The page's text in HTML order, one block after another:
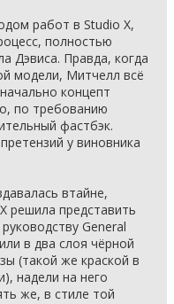
работ в Studio X,
полностью
Дэвиса. Правда, когда
модели, Митчелл всё
концепт
по требованию
фастбэк.
у виновника
втайне,
решила представить
General
в два слоя чёрной
(такой же краской в
надели на него
же, в стиле той